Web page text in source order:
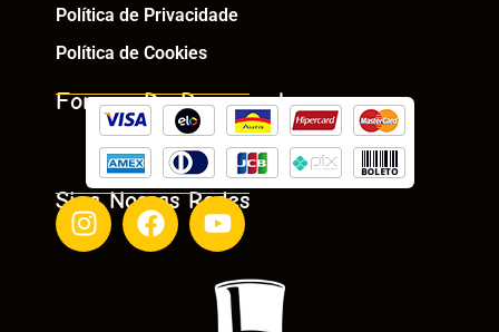
Política de Privacidade
Política de Cookies
Formas De Pagamento
Siga Nossas Redes